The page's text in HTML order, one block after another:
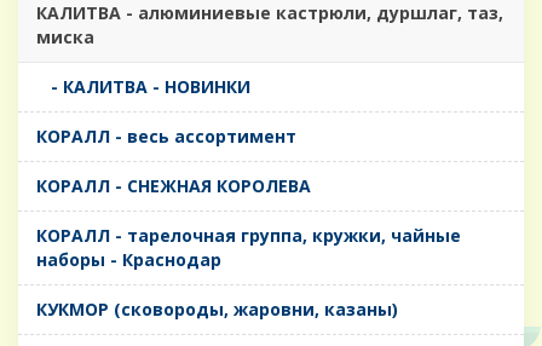
КАЛИТВА - алюминиевые кастрюли, дуршлаг, таз,
миска
- КАЛИТВА - НОВИНКИ
КОРАЛЛ - весь ассортимент
КОРАЛЛ - СНЕЖНАЯ КОРОЛЕВА
КОРАЛЛ - тарелочная группа, кружки, чайные
наборы - Краснодар
КУКМОР (сковороды, жаровни, казаны)